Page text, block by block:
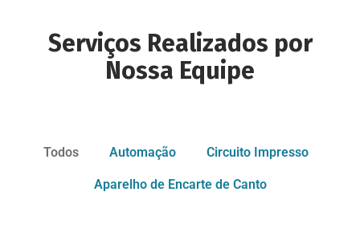
Serviços Realizados por
Nossa Equipe
Todos Automação Circuito Impresso
Aparelho de Encarte de Canto